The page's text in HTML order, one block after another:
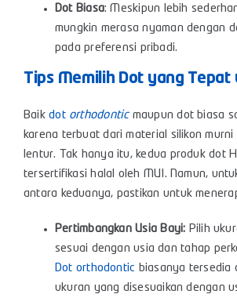
Dot Biasa: Meskipun lebih
mungkin merasa nyaman dengan
pada preferensi pribadi.
Tips Memilih Dot yang
Baikdot orthodonticmaupun dot biasa
karena terbuat dari material silikon
lentur. Tak hanya itu, kedua produk dot
tersertifikasi halal oleh MUI. Namun,
antara keduanya, pastikan untuk
Pertimbangkan Usia Bayi: Pilih
sesuai dengan usia dan tahap
Dot orthodontic biasanya tersedia
ukuran yang disesuaikan dengan